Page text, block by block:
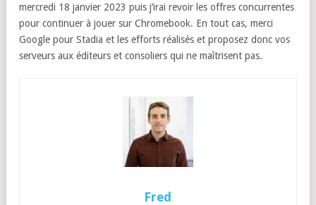
mercredi 18 janvier 2023 puis j’irai revoir les offres concurrentes
pour continuer à jouer sur Chromebook. En tout cas, merci
Google pour Stadia et les efforts réalisés et proposez donc vos
serveurs aux éditeurs et consoliers qui ne maîtrisent pas.
Fred